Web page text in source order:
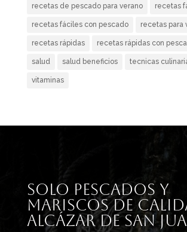
recetas de pescado para verano recetas
recetas fáciles con pescado recetas para
recetas rápidas recetas rápidas con
salud salud beneficios tecnicas
vitaminas
Solo pescados y
mariscos de
Alcázar de San